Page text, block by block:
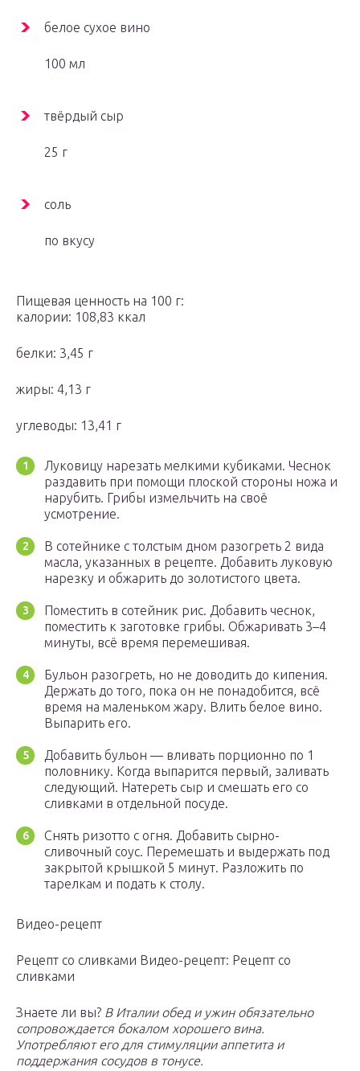
белое сухое вино
100 мл
твёрдый сыр
25 г
соль
по вкусу
Пищевая ценность на 100 г:
калории: 108,83 ккал
белки: 3,45 г
жиры: 4,13 г
углеводы: 13,41 г
Луковицу нарезать мелкими кубиками. Чеснок
раздавить при помощи плоской стороны ножа и
нарубить. Грибы измельчить на своё
усмотрение.
В сотейнике с толстым дном разогреть 2 вида
масла, указанных в рецепте. Добавить луковую
нарезку и обжарить до золотистого цвета.
Поместить в сотейник рис. Добавить чеснок,
поместить к заготовке грибы. Обжаривать 3–4
минуты, всё время перемешивая.
Бульон разогреть, но не доводить до кипения.
Держать до того, пока он не понадобится, всё
время на маленьком жару. Влить белое вино.
Выпарить его.
Добавить бульон — вливать порционно по 1
половнику. Когда выпарится первый, заливать
следующий. Натереть сыр и смешать его со
сливками в отдельной посуде.
Снять ризотто с огня. Добавить сырно-
сливочный соус. Перемешать и выдержать под
закрытой крышкой 5 минут. Разложить по
тарелкам и подать к столу.
Видео-рецепт
Рецепт со сливками Видео-рецепт: Рецепт со
сливками
Знаете ли вы? В Италии обед и ужин обязательно
сопровождается бокалом хорошего вина.
Употребляют его для стимуляции аппетита и
поддержания сосудов в тонусе.